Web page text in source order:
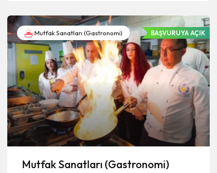
Mutfak Sanatları (Gastronomi) BAŞVURUYA AÇIK
Mutfak Sanatları (Gastronomi)